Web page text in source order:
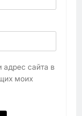
адрес сайта в
моих